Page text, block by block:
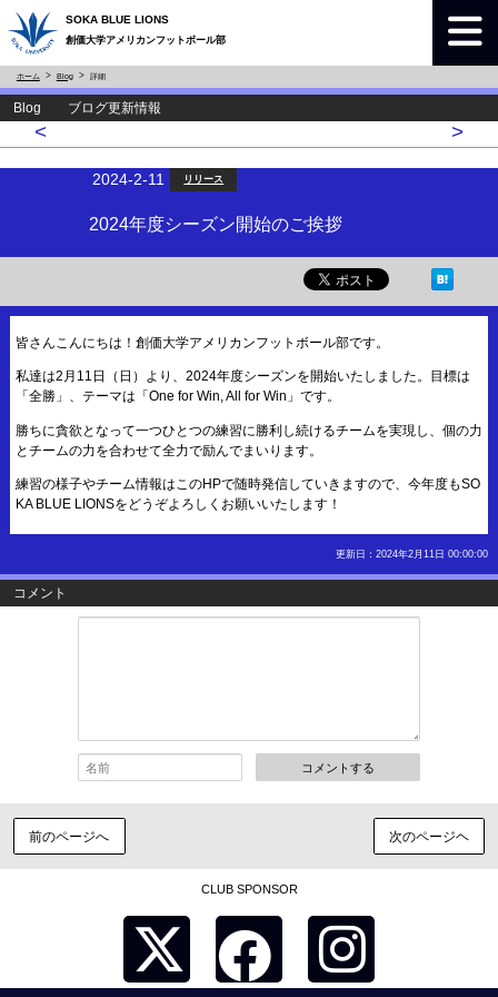
SOKA BLUE LIONS
創価大学アメリカンフットボール部
ホーム Blog 詳細
Blog ブログ更新情報
< >
2024-2-11 リリース
2024年度シーズン開始のご挨拶
皆さんこんにちは！創価大学アメリカンフットボール部です。
私達は2月11日（日）より、2024年度シーズンを開始いたしました。目標は
「全勝」、テーマは「One for Win, All for Win」です。
勝ちに貪欲となって一つひとつの練習に勝利し続けるチームを実現し、個の力
とチームの力を合わせて全力で励んでまいります。
練習の様子やチーム情報はこのHPで随時発信していきますので、今年度もSO
KA BLUE LIONSをどうぞよろしくお願いいたします！
更新日：2024年2月11日 00:00:00
コメント
コメントする
前のページへ 次のページヘ
CLUB SPONSOR